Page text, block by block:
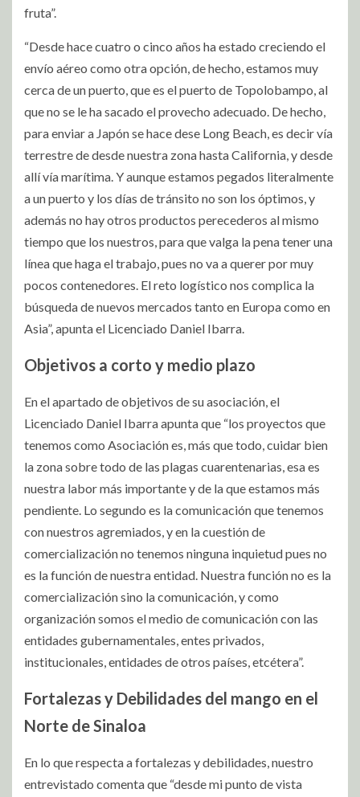
fruta”.
“Desde hace cuatro o cinco años ha estado creciendo el
envío aéreo como otra opción, de hecho, estamos muy
cerca de un puerto, que es el puerto de Topolobampo, al
que no se le ha sacado el provecho adecuado. De hecho,
para enviar a Japón se hace dese Long Beach, es decir vía
terrestre de desde nuestra zona hasta California, y desde
allí vía marítima. Y aunque estamos pegados literalmente
a un puerto y los días de tránsito no son los óptimos, y
además no hay otros productos perecederos al mismo
tiempo que los nuestros, para que valga la pena tener una
línea que haga el trabajo, pues no va a querer por muy
pocos contenedores. El reto logístico nos complica la
búsqueda de nuevos mercados tanto en Europa como en
Asia”, apunta el Licenciado Daniel Ibarra.
Objetivos a corto y medio plazo
En el apartado de objetivos de su asociación, el
Licenciado Daniel Ibarra apunta que “los proyectos que
tenemos como Asociación es, más que todo, cuidar bien
la zona sobre todo de las plagas cuarentenarias, esa es
nuestra labor más importante y de la que estamos más
pendiente. Lo segundo es la comunicación que tenemos
con nuestros agremiados, y en la cuestión de
comercialización no tenemos ninguna inquietud pues no
es la función de nuestra entidad. Nuestra función no es la
comercialización sino la comunicación, y como
organización somos el medio de comunicación con las
entidades gubernamentales, entes privados,
institucionales, entidades de otros países, etcétera”.
Fortalezas y Debilidades del mango en el
Norte de Sinaloa
En lo que respecta a fortalezas y debilidades, nuestro
entrevistado comenta que “desde mi punto de vista